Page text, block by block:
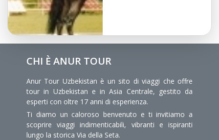
CHI È ANUR TOUR
Anur Tour Uzbekistan è un sito di viaggi che offre
tour in Uzbekistan e in Asia Centrale, gestito da
esperti con oltre 17 anni di esperienza.
Ti diamo un caloroso benvenuto e ti invitiamo a
scoprire viaggi indimenticabili, vibranti e ispiranti
lungo la storica Via della Seta.